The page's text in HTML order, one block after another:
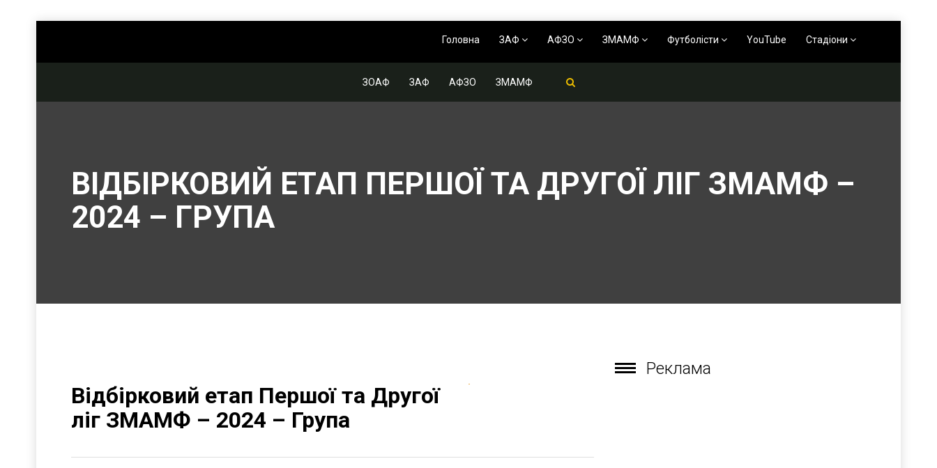
Головна ЗАФ АФЗО ЗМАМФ Футболісти YouTube Стадіони
ЗОАФ ЗАФ АФЗО ЗМАМФ
ВІДБІРКОВИЙ ЕТАП ПЕРШОЇ ТА ДРУГОЇ ЛІГ ЗМАМФ –
2024 – ГРУПА
Відбірковий етап Першої та Другої
ліг ЗМАМФ – 2024 – Група
Реклама